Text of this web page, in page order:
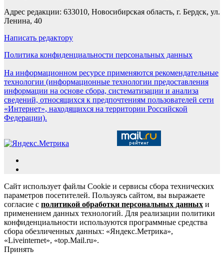
Адрес редакции: 633010, Новосибирская область, г. Бердск, ул.
Ленина, 40
Написать редактору
Политика конфиденциальности персональных данных
На информационном ресурсе применяются рекомендательные
технологии (информационные технологии предоставления
информации на основе сбора, систематизации и анализа
сведений, относящихся к предпочтениям пользователей сети
«Интернет», находящихся на территории Российской
Федерации).
Сайт использует файлы Cookie и сервисы сбора технических
параметров посетителей. Пользуясь сайтом, вы выражаете
согласие с политикой обработки персональных данных и
применением данных технологий. Для реализации политики
конфиденциальности используются программные средства
сбора обезличенных данных: «Яндекс.Метрика»,
«Liveinternet», «top.Mail.ru».
Принять